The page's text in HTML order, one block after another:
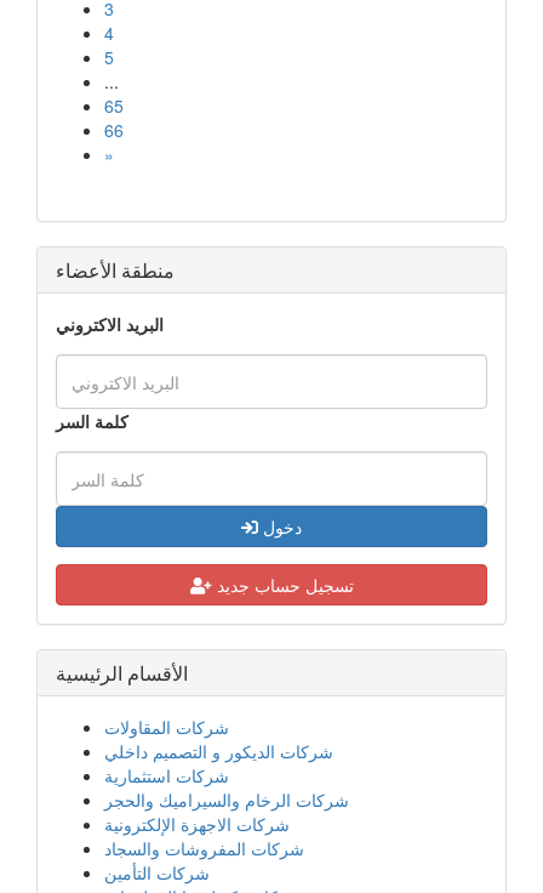
3
4
5
...
65
66
»
منطقة الأعضاء
البريد الاكتروني
كلمة السر
دخول
تسجيل حساب جديد
الأقسام الرئيسية
شركات المقاولات
شركات الديكور و التصميم داخلي
شركات استثمارية
شركات الرخام والسيراميك والحجر
شركات الاجهزة الإلكترونية
شركات المفروشات والسجاد
شركات التأمين